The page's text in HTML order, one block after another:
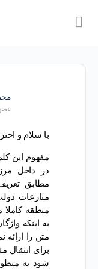
با سلام و
در داخل
مطابق
منازعات
منطقه کاملا
به اینکه
متن را
برای انتقال
شود به